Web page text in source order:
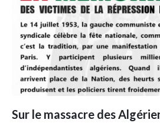
Sur le massacre des